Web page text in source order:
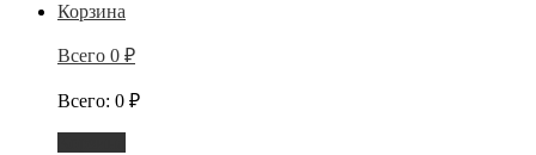
Корзина
Всего 0 ₽
Всего: 0 ₽